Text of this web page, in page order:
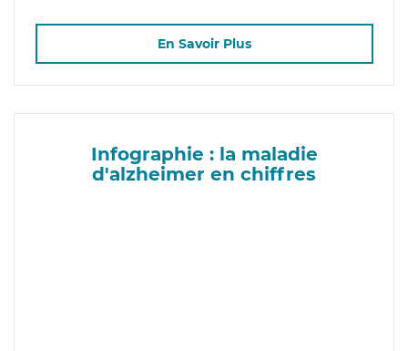
En Savoir Plus
Infographie : la maladie
d'alzheimer en chiffres